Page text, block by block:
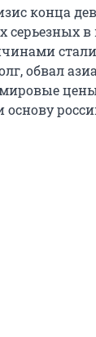
конца
в
обвал